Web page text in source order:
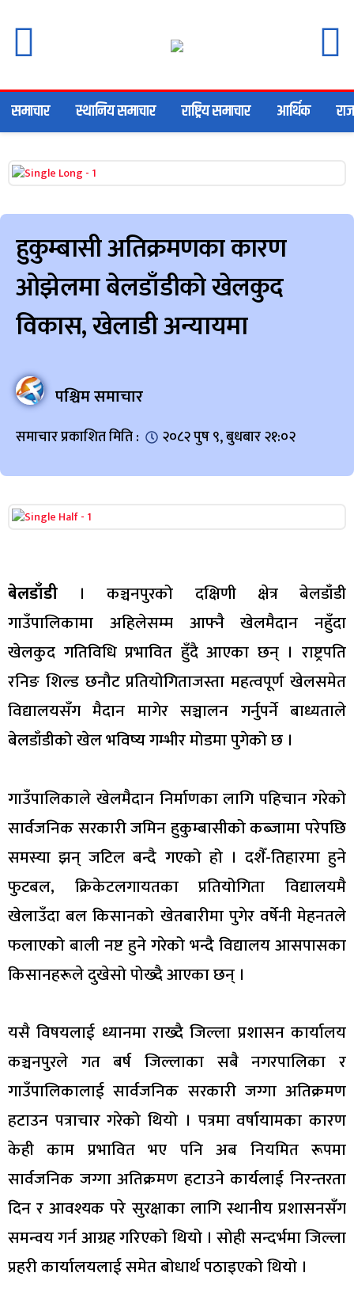
समाचार स्थानिय समाचार राष्ट्रिय समाचार आर्थिक
हुकुम्बासी अतिक्रमणका कारण
ओझेलमा बेलडाँडीको खेलकुद
विकास, खेलाडी अन्यायमा
पश्चिम समाचार
समाचार प्रकाशित मिति : २०८२ पुष ९, बुधबार २१:०२
बेलडाँडी । कञ्चनपुरको दक्षिणी क्षेत्र बेलडाँडी
गाउँपालिकामा अहिलेसम्म आफ्नै खेलमैदान नहुँदा
खेलकुद गतिविधि प्रभावित हुँदै आएका छन् । राष्ट्रपति
रनिङ शिल्ड छनौट प्रतियोगिताजस्ता महत्वपूर्ण खेलसमेत
विद्यालयसँग मैदान मागेर सञ्चालन गर्नुपर्ने बाध्यताले
बेलडाँडीको खेल भविष्य गम्भीर मोडमा पुगेको छ ।
गाउँपालिकाले खेलमैदान निर्माणका लागि पहिचान गरेको
सार्वजनिक सरकारी जमिन हुकुम्बासीको कब्जामा परेपछि
समस्या झन् जटिल बन्दै गएको हो । दशैँ-तिहारमा हुने
फुटबल, क्रिकेटलगायतका प्रतियोगिता विद्यालयमै
खेलाउँदा बल किसानको खेतबारीमा पुगेर वर्षेनी मेहनतले
फलाएको बाली नष्ट हुने गरेको भन्दै विद्यालय आसपासका
किसानहरूले दुखेसो पोख्दै आएका छन् ।
यसै विषयलाई ध्यानमा राख्दै जिल्ला प्रशासन कार्यालय
कञ्चनपुरले गत बर्ष जिल्लाका सबै नगरपालिका र
गाउँपालिकालाई सार्वजनिक सरकारी जग्गा अतिक्रमण
हटाउन पत्राचार गरेको थियो । पत्रमा वर्षायामका कारण
केही काम प्रभावित भए पनि अब नियमित रूपमा
सार्वजनिक जग्गा अतिक्रमण हटाउने कार्यलाई निरन्तरता
दिन र आवश्यक परे सुरक्षाका लागि स्थानीय प्रशासनसँग
समन्वय गर्न आग्रह गरिएको थियो । सोही सन्दर्भमा जिल्ला
प्रहरी कार्यालयलाई समेत बोधार्थ पठाइएको थियो ।